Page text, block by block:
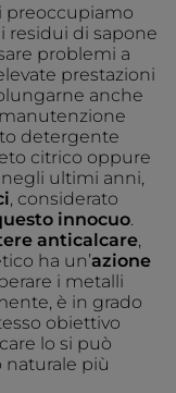
preoccupiamo
residui di sapone
problemi a
prestazioni
anche
detergente
citrico oppure
ultimi anni,
, considerato
innocuo.
anticalcare
ha un’azione
i metalli
è in grado
obiettivo
lo si può
più